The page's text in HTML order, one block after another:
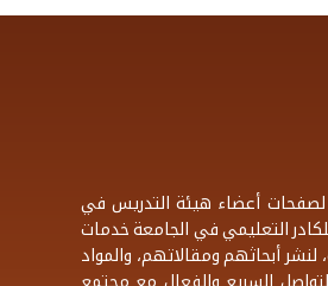
لصفحات أعضاء هيئة التدريس في
التعليمي في الجامعة خدمات
أبحاثهم ومقالاتهم، والمواد
السريع والفعال مع مجتمع